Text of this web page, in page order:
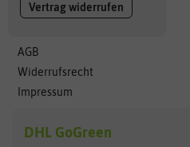
Vertrag widerrufen
AGB
Widerrufsrecht
Impressum
DHL GoGreen